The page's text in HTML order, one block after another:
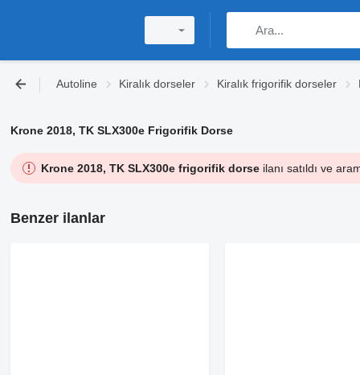
Autoline Kiralık dorseler Kiralık frigorifik dorseler
Krone 2018, TK SLX300e Frigorifik Dorse
Krone 2018, TK SLX300e frigorifik dorseilanı satıldı ve
Benzer ilanlar